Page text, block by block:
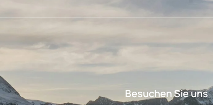
Besuchen Sie uns